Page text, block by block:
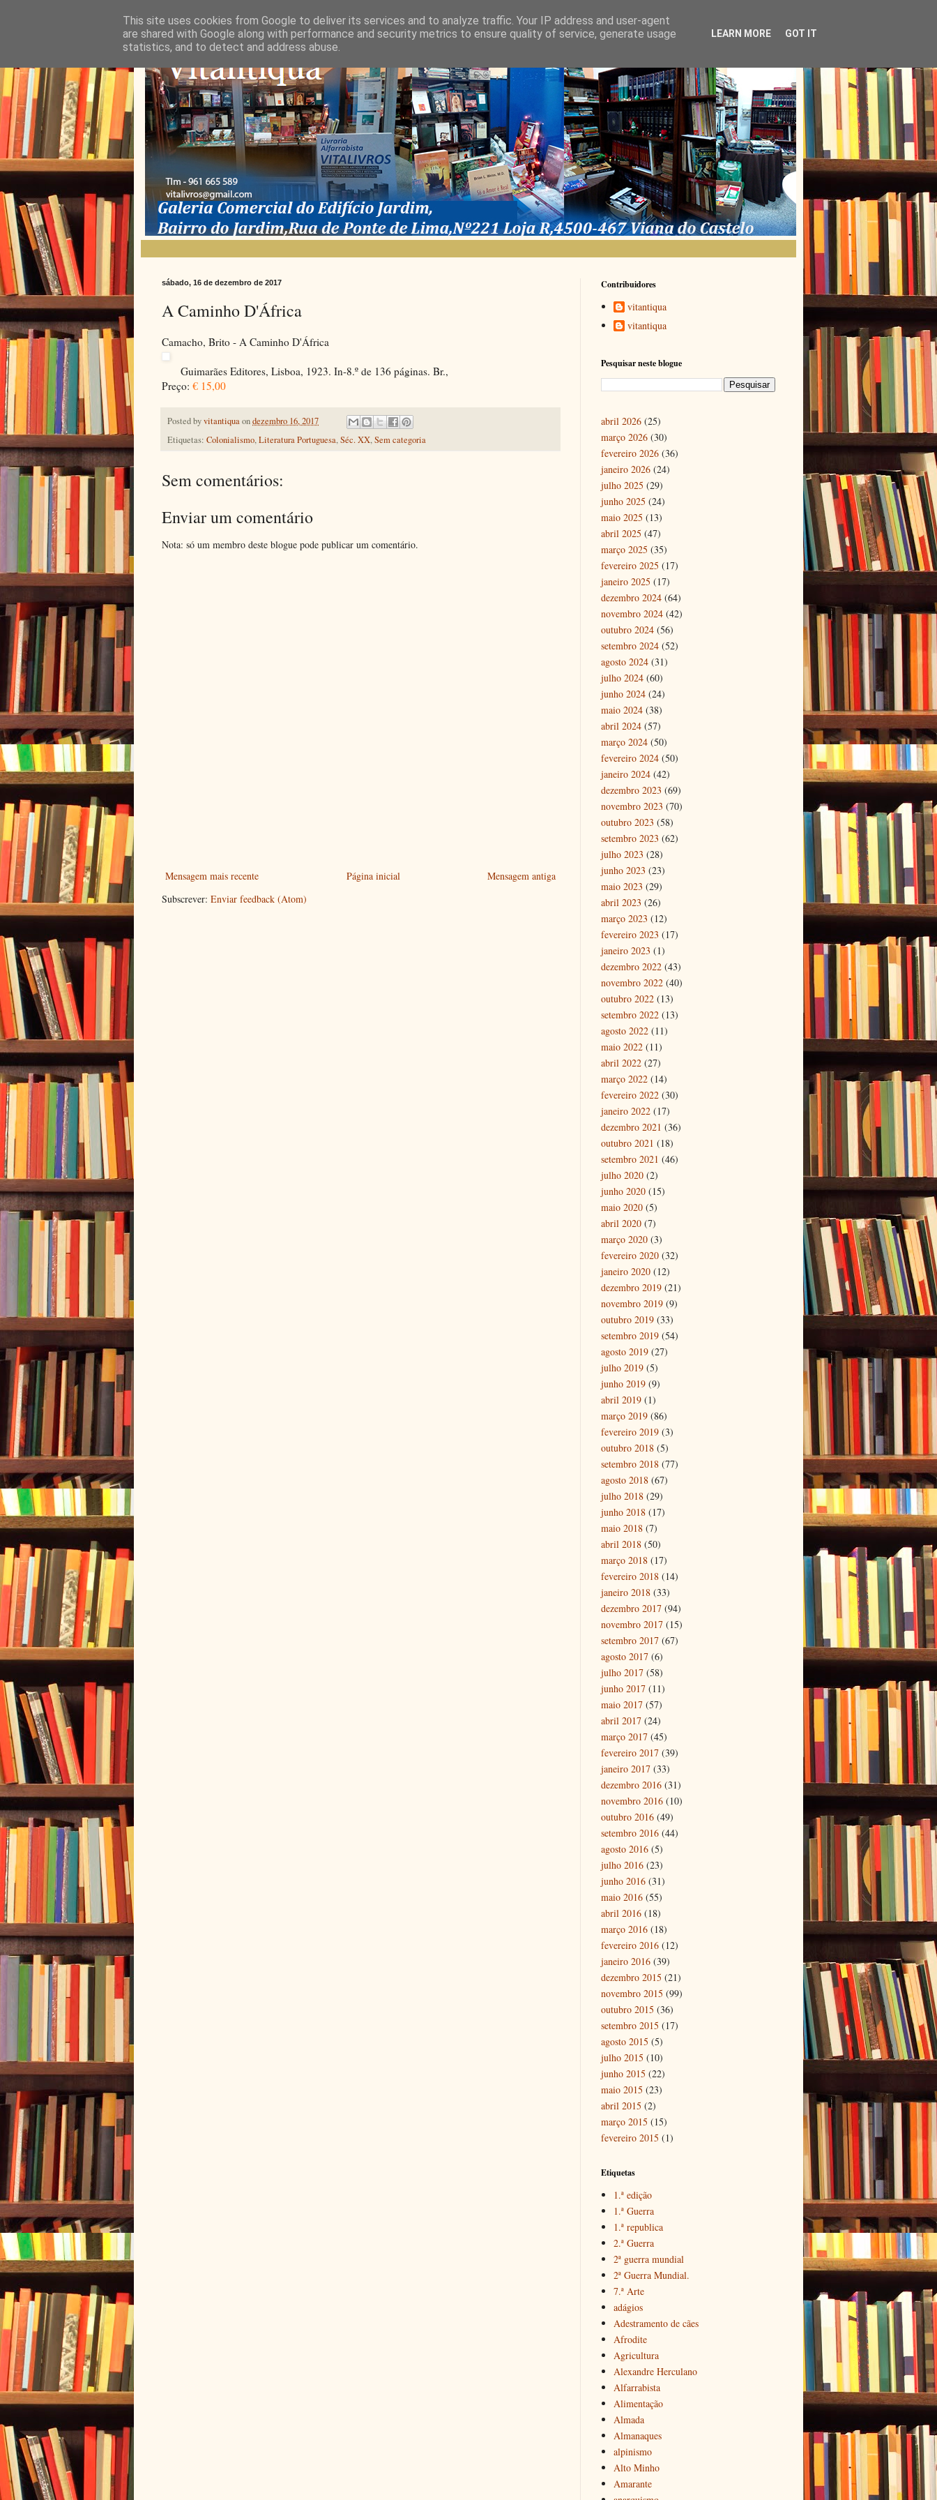
sábado, 16 de dezembro de 2017
A Caminho D'África
Camacho, Brito - A Caminho D'África
Guimarães Editores, Lisboa, 1923. In-8.º de 136 páginas. Br.,
Preço: € 15,00
Posted byvitantiquaondezembro 16, 2017
Etiquetas: Colonialismo,Literatura Portuguesa,Séc. XX,Sem categoria
Sem comentários:
Enviar um comentário
Nota: só um membro deste blogue pode publicar um comentário.
Mensagem mais recente Mensagem antiga
Página inicial
Subscrever: Enviar feedback (Atom)
Contribuidores
vitantiqua
vitantiqua
Pesquisar neste blogue
abril 2026 (25)
março 2026 (30)
fevereiro 2026 (36)
janeiro 2026 (24)
julho 2025 (29)
junho 2025 (24)
maio 2025 (13)
abril 2025 (47)
março 2025 (35)
fevereiro 2025 (17)
janeiro 2025 (17)
dezembro 2024 (64)
novembro 2024 (42)
outubro 2024 (56)
setembro 2024 (52)
agosto 2024 (31)
julho 2024 (60)
junho 2024 (24)
maio 2024 (38)
abril 2024 (57)
março 2024 (50)
fevereiro 2024 (50)
janeiro 2024 (42)
dezembro 2023 (69)
novembro 2023 (70)
outubro 2023 (58)
setembro 2023 (62)
julho 2023 (28)
junho 2023 (23)
maio 2023 (29)
abril 2023 (26)
março 2023 (12)
fevereiro 2023 (17)
janeiro 2023 (1)
dezembro 2022 (43)
novembro 2022 (40)
outubro 2022 (13)
setembro 2022 (13)
agosto 2022 (11)
maio 2022 (11)
abril 2022 (27)
março 2022 (14)
fevereiro 2022 (30)
janeiro 2022 (17)
dezembro 2021 (36)
outubro 2021 (18)
setembro 2021 (46)
julho 2020 (2)
junho 2020 (15)
maio 2020 (5)
abril 2020 (7)
março 2020 (3)
fevereiro 2020 (32)
janeiro 2020 (12)
dezembro 2019 (21)
novembro 2019 (9)
outubro 2019 (33)
setembro 2019 (54)
agosto 2019 (27)
julho 2019 (5)
junho 2019 (9)
abril 2019 (1)
março 2019 (86)
fevereiro 2019 (3)
outubro 2018 (5)
setembro 2018 (77)
agosto 2018 (67)
julho 2018 (29)
junho 2018 (17)
maio 2018 (7)
abril 2018 (50)
março 2018 (17)
fevereiro 2018 (14)
janeiro 2018 (33)
dezembro 2017 (94)
novembro 2017 (15)
setembro 2017 (67)
agosto 2017 (6)
julho 2017 (58)
junho 2017 (11)
maio 2017 (57)
abril 2017 (24)
março 2017 (45)
fevereiro 2017 (39)
janeiro 2017 (33)
dezembro 2016 (31)
novembro 2016 (10)
outubro 2016 (49)
setembro 2016 (44)
agosto 2016 (5)
julho 2016 (23)
junho 2016 (31)
maio 2016 (55)
abril 2016 (18)
março 2016 (18)
fevereiro 2016 (12)
janeiro 2016 (39)
dezembro 2015 (21)
novembro 2015 (99)
outubro 2015 (36)
setembro 2015 (17)
agosto 2015 (5)
julho 2015 (10)
junho 2015 (22)
maio 2015 (23)
abril 2015 (2)
março 2015 (15)
fevereiro 2015 (1)
Etiquetas
1.ª edição
1.ª Guerra
1.ª republica
2.ª Guerra
2ª guerra mundial
2ª Guerra Mundial.
7.ª Arte
adágios
Adestramento de cães
Afrodite
Agricultura
Alexandre Herculano
Alfarrabista
Alimentação
Almada
Almanaques
alpinismo
Alto Minho
Amarante
This site uses cookies from Google to deliver its services and to analyze traffic. Your IP address and user-agent
are shared with Google along with performance and security metrics to ensure quality of service, generate usage
statistics, and to detect and address abuse.
LEARN MORE GOT IT